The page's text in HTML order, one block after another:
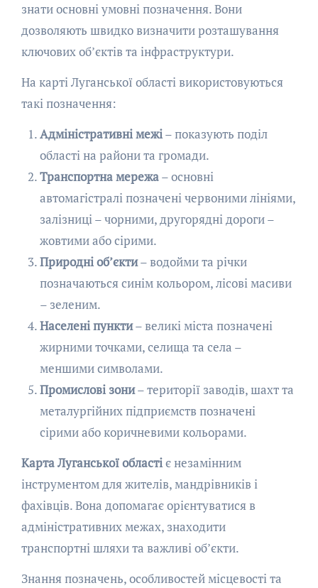
знати основні умовні позначення. Вони
дозволяють швидко визначити розташування
ключових об’єктів та інфраструктури.
На карті Луганської області використовуються
такі позначення:
Адміністративні межі– показують поділ
області на райони та громади.
Транспортна мережа– основні
автомагістралі позначені червоними лініями,
залізниці – чорними, другорядні дороги –
жовтими або сірими.
Природні об’єкти– водойми та річки
позначаються синім кольором, лісові масиви
– зеленим.
Населені пункти– великі міста позначені
жирними точками, селища та села –
меншими символами.
Промислові зони– території заводів, шахт та
металургійних підприємств позначені
сірими або коричневими кольорами.
Карта Луганської областіє незамінним
інструментом для жителів, мандрівників і
фахівців. Вона допомагає орієнтуватися в
адміністративних межах, знаходити
транспортні шляхи та важливі об’єкти.
Знання позначень, особливостей місцевості та